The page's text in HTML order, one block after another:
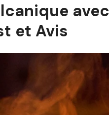
avec
et Avis